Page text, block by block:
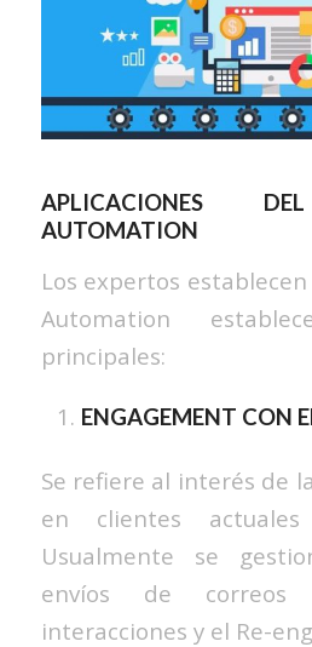
APLICACIONES
AUTOMATION
Los expertos
Automation
principales:
ENGAGEMENT CON
Se refiere al interés de
en clientes
Usualmente se
envíos de correos
interacciones y el Re-